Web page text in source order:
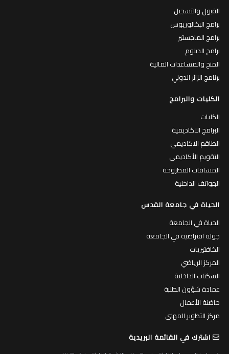
القبول والتسجيل
برامج البكالوريوس
برامج الماجستير
برامج الدبلوم
المنح والمساعدات المالية
برنامج الزائر الدولي
الكليات والبرامج
الكليات
البرامج الاكاديمية
الطاقم الاكاديمي
التقويم الأكاديمي
المساقات المطروحة
الهواتف الداخلية
الحياة في جامعة القدس
الحياة في الجامعة
جولة افتراضية في الجامعة
الكافتيريات
المركز الرياضي
السكنات الداخلية
عمادة شؤون الطلبة
حاضنة الأعمال
مركز التطوير المهني
اشترك في القائمة البريدية